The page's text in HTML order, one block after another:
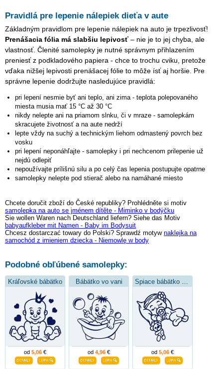
Pravidlá pre lepenie nálepiek dieťa v aute
Základným pravidlom pre lepenie nálepiek na auto je trpezlivosť!
Prenášacia fólia má slabšiu lepivosť – nie je to jej chyba, ale
vlastnosť. Členité samolepky je nutné správnym přihlazením
preniesť z podkladového papiera - chce to trochu cviku, pretože
vďaka nižšej lepivosti prenášacej fólie to môže ísť aj horšie. Pre
správne lepenie dodržujte nasledujúce pravidlá:
pri lepení nesmie byť ani teplo, ani zima - teplota polepovaného
miesta musia mať 15 °C až 30 °C
nikdy nelepte ani na priamom slnku, či v mraze - samolepkám
skracujete životnosť a na aute nedrží
lepte vždy na suchý a technickým liehom odmastený povrch bez
vosku
pri lepení neponáhľajte - samolepky i pri nechcenom prilepenie už
nejdú odlepiť
nepoužívajte prílišnú silu a po celý čas lepenia postupujte opatrne
samolepky nelepte pod stierač alebo na namáhané miesto
Chcete doručit zboží do České republiky? Prohlédněte si motiv
samolepka na auto se jménem dítěte - Miminko v bodýčku
Sie wollen Waren nach Deutschland liefern? Siehe das Motiv
babyaufkleber mit Namen - Baby im Bodysuit
Chcesz dostarczać towary do Polski? Sprawdź motyw naklejka na
samochód z imieniem dziecka - Niemowlę w body
Podobné obľúbené samolepky:
Kráľovské bábätko
od 5,06 €
Bábätko vo vani
od 4,96 €
Spiace bábätko s medvedíkom
od 5,06 €